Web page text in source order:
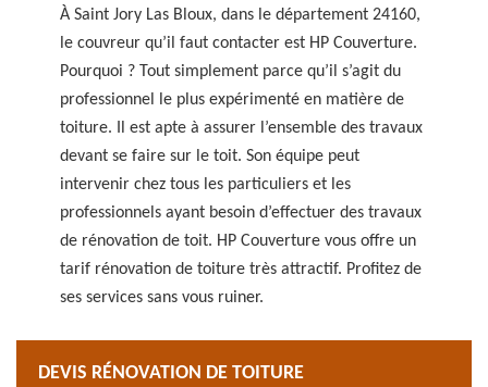
À Saint Jory Las Bloux, dans le département 24160,
le couvreur qu’il faut contacter est HP Couverture.
Pourquoi ? Tout simplement parce qu’il s’agit du
professionnel le plus expérimenté en matière de
toiture. Il est apte à assurer l’ensemble des travaux
devant se faire sur le toit. Son équipe peut
intervenir chez tous les particuliers et les
professionnels ayant besoin d’effectuer des travaux
de rénovation de toit. HP Couverture vous offre un
tarif rénovation de toiture très attractif. Profitez de
ses services sans vous ruiner.
DEVIS RÉNOVATION DE TOITURE